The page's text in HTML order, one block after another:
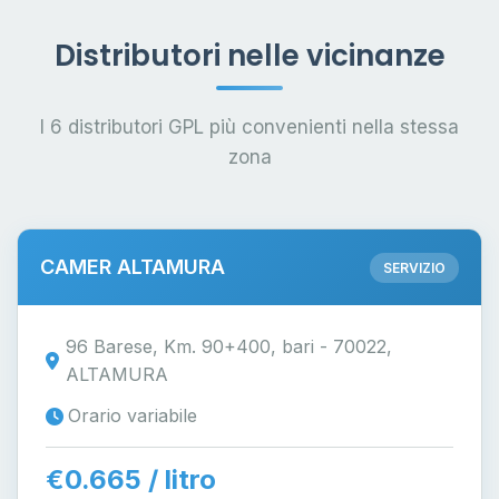
Distributori nelle vicinanze
I 6 distributori GPL più convenienti nella stessa
zona
CAMER ALTAMURA SERVIZIO
96 Barese, Km. 90+400, bari - 70022,
ALTAMURA
Orario variabile
€0.665 / litro